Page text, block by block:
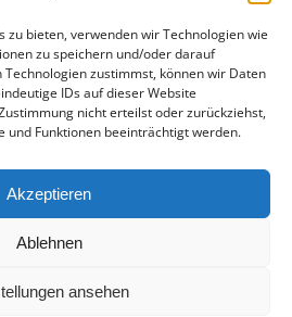
zu bieten, verwenden wir Technologien wie
zu speichern und/oder darauf
zustimmst, können wir Daten
IDs auf dieser Website
nicht erteilst oder zurückziehst,
und Funktionen beeinträchtigt werden.
Akzeptieren
Ablehnen
ansehen
|DATENSCHUTZ
Copyright 2025